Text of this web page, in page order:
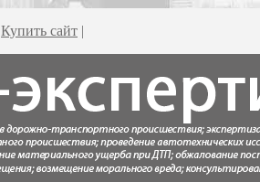
Купить сайт |